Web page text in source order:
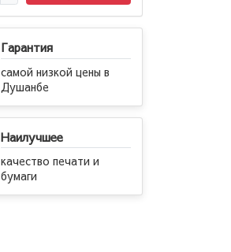
Гарантия
самой низкой цены в
Душанбе
Наилучшее
качество печати и
бумаги